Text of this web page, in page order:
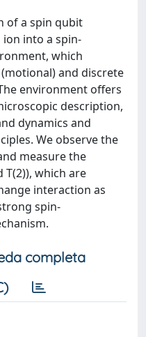
of a spin qubit
into a spin-
which
and discrete
environment offers
description,
dynamics and
We observe the
measure the
T(2)), which are
interaction as
spin-
completa